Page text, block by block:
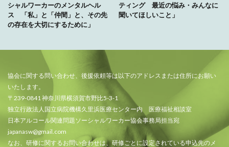
シャルワーカーのメンタルヘル
ス 「私」と「仲間」と、その先
の存在を大切にするために」
ティング 最近の悩み・みんなに
聞いてほしいこと」
協会に関する問い合わせ、後援依頼等は以下のアドレスまたは住所にお願い
いたします。
〒239-0841 神奈川県横須賀市野比5-3-1
独立行政法人国立病院機構久里浜医療センター内 医療福祉相談室
日本アルコール関連問題ソーシャルワーカー協会事務局担当宛
japanasw@gmail.com
なお、研修に関するお問い合わせは、研修ごとに設定されている申込先のメ